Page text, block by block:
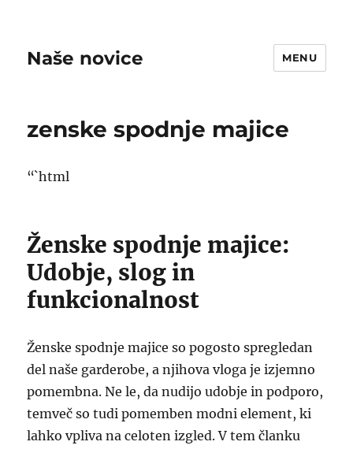
Naše novice MENU
zenske spodnje majice
“`html
Ženske spodnje majice:
Udobje, slog in
funkcionalnost
Ženske spodnje majice so pogosto spregledan
del naše garderobe, a njihova vloga je izjemno
pomembna. Ne le, da nudijo udobje in podporo,
temveč so tudi pomemben modni element, ki
lahko vpliva na celoten izgled. V tem članku